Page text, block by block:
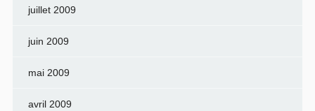
juillet 2009
juin 2009
mai 2009
avril 2009